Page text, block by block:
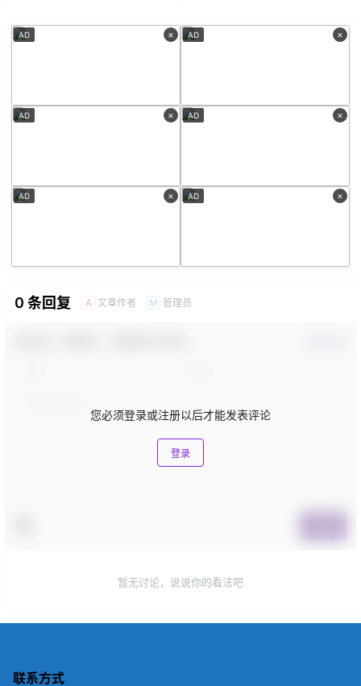
×
AD ×
AD
×
AD ×
AD
×
AD ×
AD
0 条回复 A 文章作者 M 管理员
您必须登录或注册以后才能发表评论
登录
暂无讨论，说说你的看法吧
联系方式